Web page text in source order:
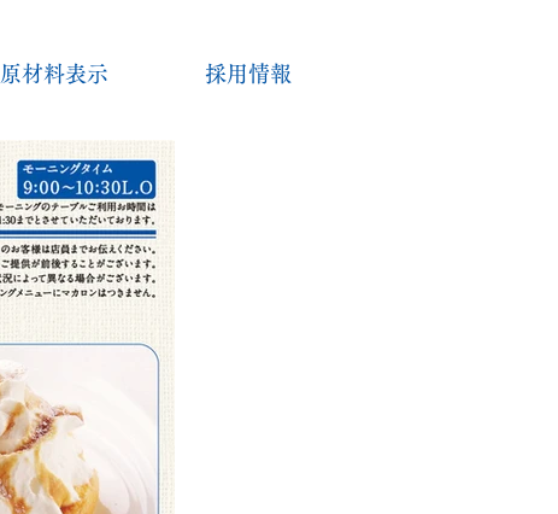
原材料表示 採用情報